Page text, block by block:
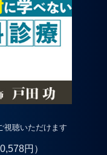
視聴いただけます
円）